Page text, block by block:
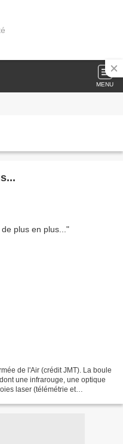
MENU
de l'Air (crédit JMT). La boule
une infrarouge, une optique
laser (télémétrie et